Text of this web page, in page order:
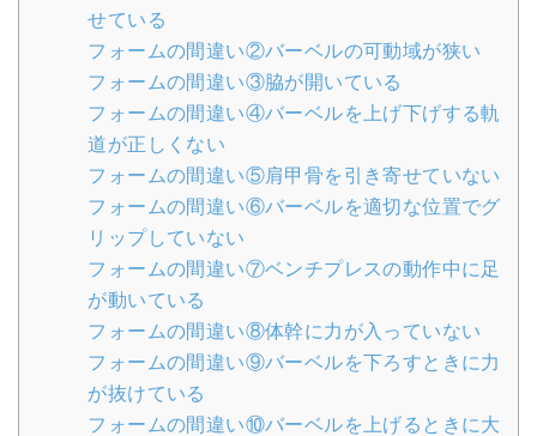
せている
フォームの間違い②バーベルの可動域が狭い
フォームの間違い③脇が開いている
フォームの間違い④バーベルを上げ下げする軌
道が正しくない
フォームの間違い⑤肩甲骨を引き寄せていない
フォームの間違い⑥バーベルを適切な位置でグ
リップしていない
フォームの間違い⑦ベンチプレスの動作中に足
が動いている
フォームの間違い⑧体幹に力が入っていない
フォームの間違い⑨バーベルを下ろすときに力
が抜けている
フォームの間違い⑩バーベルを上げるときに大